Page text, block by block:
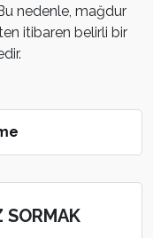
nedenle, mağdur
itibaren belirli bir
SORMAK